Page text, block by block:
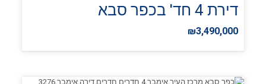
דירת 4 חד' בכפר סבא
₪3,490,000